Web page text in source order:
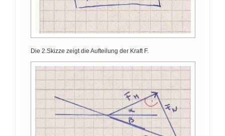
Die 2.Skizze zeigt die Aufteilung der Kraft F.